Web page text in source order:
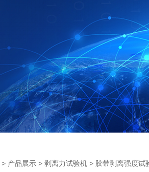
> 产品展示 > 剥离力试验机 > 胶带剥离强度试